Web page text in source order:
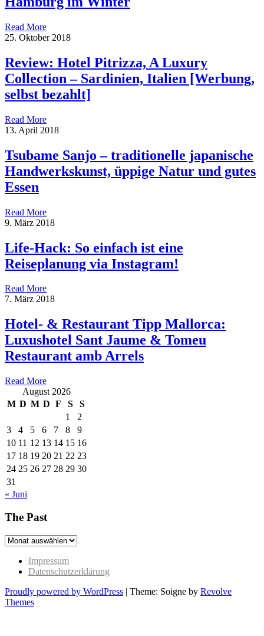
Read More
25. Oktober 2018
Review: Hotel Pitrizza, A Luxury
Collection – Sardinien, Italien [Werbung,
selbst bezahlt]
Read More
13. April 2018
Tsubame Sanjo – traditionelle japanische
Handwerkskunst, üppige Natur und gutes
Essen
Read More
9. März 2018
Life-Hack: So einfach ist eine
Reiseplanung via Instagram!
Read More
7. März 2018
Hotel- & Restaurant Tipp Mallorca:
Luxushotel Sant Jaume & Tomeu
Restaurant amb Arrels
Read More
August 2026
M D M D F S
S
1
2
3
4 5 6 7 8
9
10 11 12 13 14 15 16
17 18 19 20 21 22 23
24 25 26 27 28 29 30
31
« Juni
The Past
The
Impressum
Datenschutzerklärung
Proudly powered by WordPress | Theme: Soigne by Revolve
Themes